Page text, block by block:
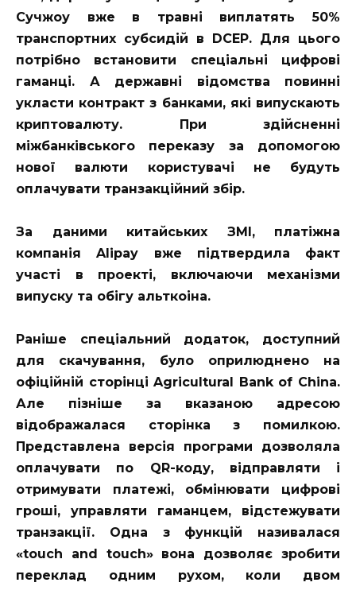
Сучжоу вже в травні виплатять 50%
транспортних субсидій в DCEP. Для цього
потрібно встановити спеціальні цифрові
гаманці. А державні відомства повинні
укласти контракт з банками, які випускають
криптовалюту. При здійсненні
міжбанківського переказу за допомогою
нової валюти користувачі не будуть
оплачувати транзакційний збір.
За даними китайських ЗМІ, платіжна
компанія Alipay вже підтвердила факт
участі в проекті, включаючи механізми
випуску та обігу альткоіна.
Раніше спеціальний додаток, доступний
для скачування, було оприлюднено на
офіційній сторінці Agricultural Bank of China.
Але пізніше за вказаною адресою
відображалася сторінка з помилкою.
Представлена версія програми дозволяла
оплачувати по QR-коду, відправляти і
отримувати платежі, обмінювати цифрові
гроші, управляти гаманцем, відстежувати
транзакції. Одна з функцій називалася
«touch and touch» вона дозволяє зробити
переклад одним рухом, коли двом